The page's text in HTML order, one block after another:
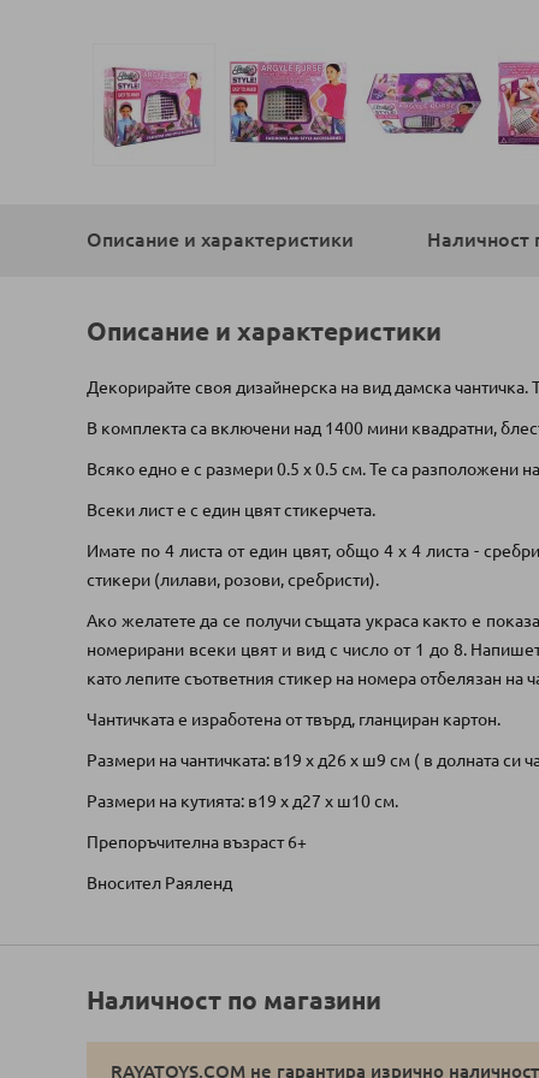
на
снимки
Описание и характеристики Наличност
Описание и характеристики
Декорирайте своя дизайнерска на вид дамска
В комплекта са включени над 1400 мини квадратни,
Всяко едно е с размери 0.5 х 0.5 см. Те са разположени
Всеки лист е с един цвят стикерчета.
Имате по 4 листа от един цвят, общо 4 х 4 листа -
стикери (лилави, розови, сребристи).
Ако желатете да се получи същата украса както е
номерирани всеки цвят и вид с число от 1 до 8.
като лепите съответния стикер на номера отбелязан на
Чантичката е изработена от твърд, гланциран картон.
Размери на чантичката: в19 х д26 х ш9 см ( в долната си
Размери на кутията: в19 х д27 х ш10 см.
Препоръчителна възраст 6+
Вносител Раяленд
Наличност по магазини
RAYATOYS.COM не гарантира изрично